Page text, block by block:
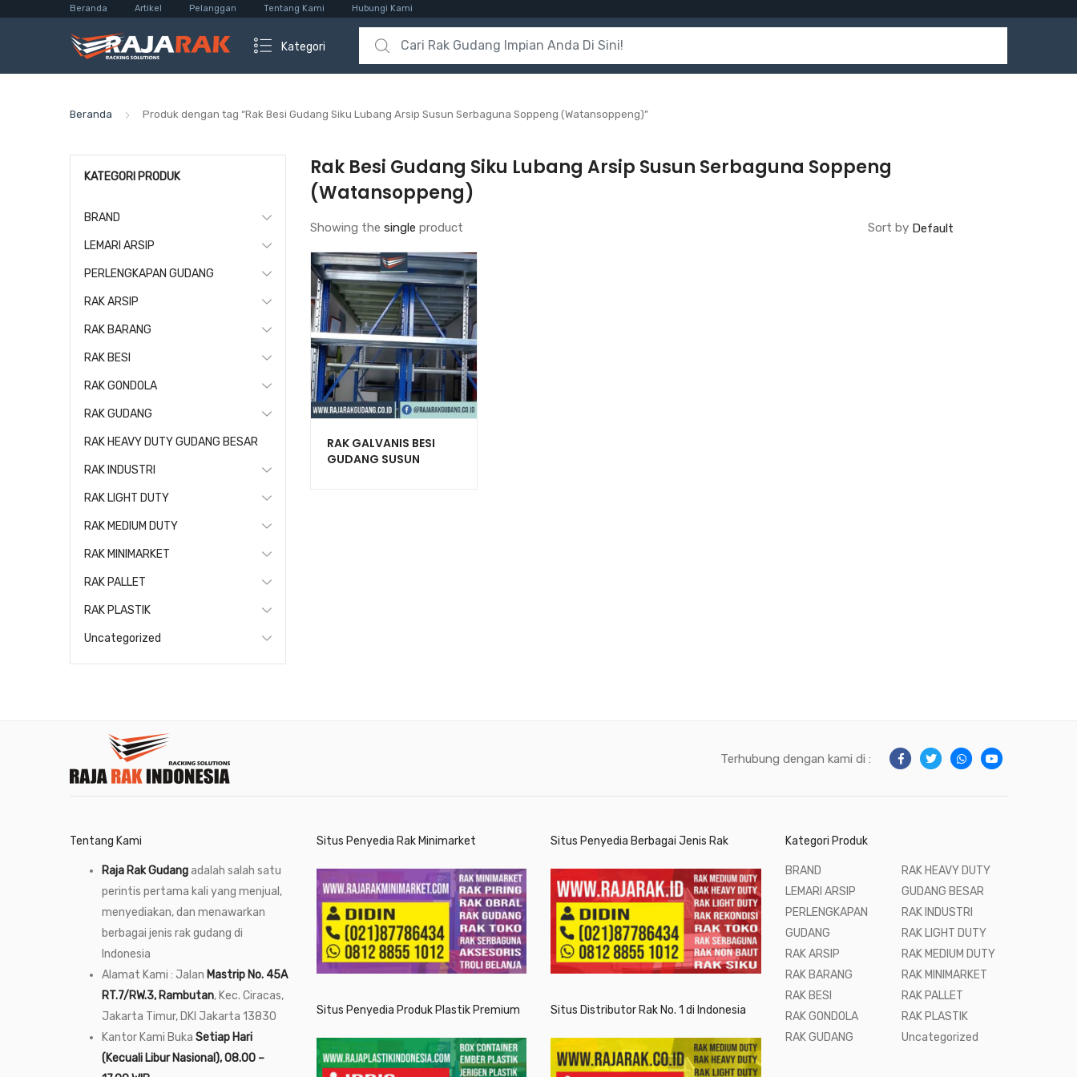
Beranda Artikel Pelanggan Tentang Kami Hubungi Kami
Kategori
Search for:
Beranda Produk dengan tag “Rak Besi Gudang Siku Lubang Arsip Susun Serbaguna Soppeng (Watansoppeng)”
Rak Besi Gudang Siku Lubang Arsip Susun Serbaguna Soppeng
(Watansoppeng)
Showing the single product Sort by
RAK GALVANIS BESI
GUDANG SUSUN
KATEGORI PRODUK
BRAND
LEMARI ARSIP
PERLENGKAPAN GUDANG
RAK ARSIP
RAK BARANG
RAK BESI
RAK GONDOLA
RAK GUDANG
RAK HEAVY DUTY GUDANG BESAR
RAK INDUSTRI
RAK LIGHT DUTY
RAK MEDIUM DUTY
RAK MINIMARKET
RAK PALLET
RAK PLASTIK
Uncategorized
Terhubung dengan kami di :
Tentang Kami
Raja Rak Gudangadalah salah satu
perintis pertama kali yang menjual,
menyediakan, dan menawarkan
berbagai jenis rak gudang di
Indonesia
Alamat Kami : Jalan Mastrip No. 45A
RT.7/RW.3, Rambutan, Kec. Ciracas,
Jakarta Timur, DKI Jakarta 13830
Kantor Kami Buka Setiap Hari
(Kecuali Libur Nasional), 08.00 –
Situs Penyedia Rak Minimarket
Situs Penyedia Produk Plastik Premium
Situs Penyedia Berbagai Jenis Rak
Situs Distributor Rak No. 1 di Indonesia
Kategori Produk
BRAND
LEMARI ARSIP
PERLENGKAPAN
GUDANG
RAK ARSIP
RAK BARANG
RAK BESI
RAK GONDOLA
RAK GUDANG
RAK HEAVY DUTY
GUDANG BESAR
RAK INDUSTRI
RAK LIGHT DUTY
RAK MEDIUM DUTY
RAK MINIMARKET
RAK PALLET
RAK PLASTIK
Uncategorized